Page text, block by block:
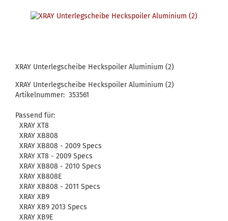
XRAY Unterlegscheibe Heckspoiler Aluminium (2)
XRAY Unterlegscheibe Heckspoiler Aluminium (2)
Artikelnummer: 353561
Passend für:
XRAY XT8
XRAY XB808
XRAY XB808 - 2009 Specs
XRAY XT8 - 2009 Specs
XRAY XB808 - 2010 Specs
XRAY XB808E
XRAY XB808 - 2011 Specs
XRAY XB9
XRAY XB9 2013 Specs
XRAY XB9E